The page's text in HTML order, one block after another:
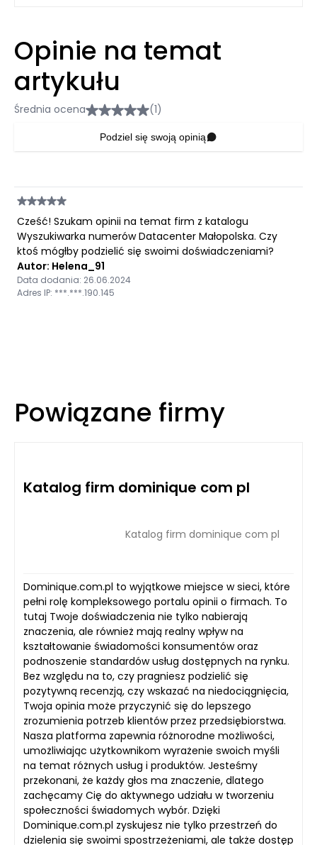
Opinie na temat
artykułu
Średnia ocena (1)
Podziel się swoją opinią
Cześć! Szukam opinii na temat firm z katalogu
Wyszukiwarka numerów Datacenter Małopolska. Czy
ktoś mógłby podzielić się swoimi doświadczeniami?
Autor: Helena_91
Data dodania: 26.06.2024
Adres IP: ***.***.190.145
Powiązane firmy
Katalog firm dominique com pl
Katalog firm dominique com pl
Dominique.com.pl to wyjątkowe miejsce w sieci, które
pełni rolę kompleksowego portalu opinii o firmach. To
tutaj Twoje doświadczenia nie tylko nabierają
znaczenia, ale również mają realny wpływ na
kształtowanie świadomości konsumentów oraz
podnoszenie standardów usług dostępnych na rynku.
Bez względu na to, czy pragniesz podzielić się
pozytywną recenzją, czy wskazać na niedociągnięcia,
Twoja opinia może przyczynić się do lepszego
zrozumienia potrzeb klientów przez przedsiębiorstwa.
Nasza platforma zapewnia różnorodne możliwości,
umożliwiając użytkownikom wyrażenie swoich myśli
na temat różnych usług i produktów. Jesteśmy
przekonani, że każdy głos ma znaczenie, dlatego
zachęcamy Cię do aktywnego udziału w tworzeniu
społeczności świadomych wybór. Dzięki
Dominique.com.pl zyskujesz nie tylko przestrzeń do
dzielenia się swoimi spostrzeżeniami, ale także dostęp